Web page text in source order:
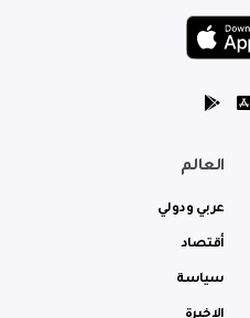
العالم
عربي ودولي
أقتصاد
سياسة